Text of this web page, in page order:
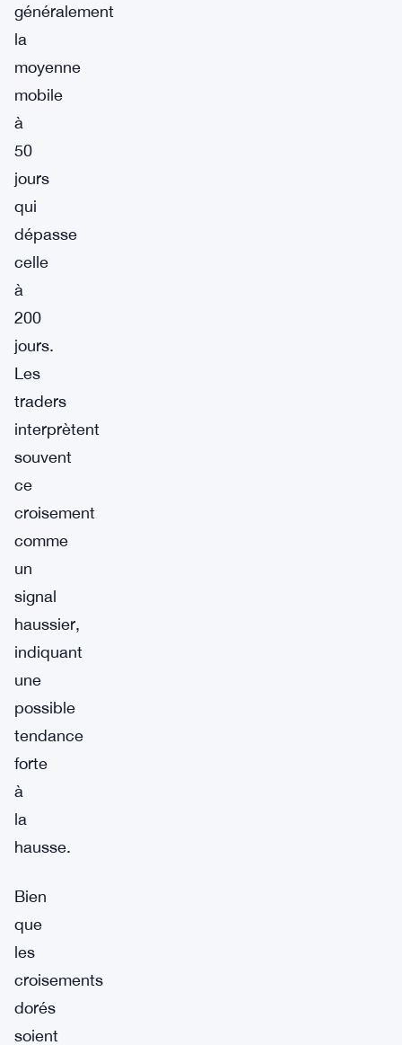
généralement
la
moyenne
mobile
à
50
jours
qui
dépasse
celle
à
200
jours.
Les
traders
interprètent
souvent
ce
croisement
comme
un
signal
haussier,
indiquant
une
possible
tendance
forte
à
la
hausse.
Bien
que
les
croisements
dorés
soient